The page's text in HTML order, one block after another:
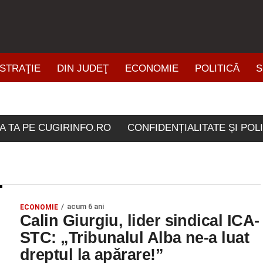
DIN JUDEŢ ECONOMIE POLITICĂ
TA PE CUGIRINFO.RO CONFIDENȚIALITATE ȘI
etichetate "Calin
ECONOMIE acum 6 ani
Calin Giurgiu, lider sindical ICA-
STC: „Tribunalul Alba ne-a luat
dreptul la apărare!”